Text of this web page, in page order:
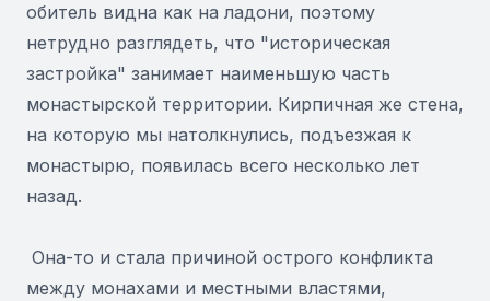
обитель видна как на ладони, поэтому
нетрудно разглядеть, что "историческая
застройка" занимает наименьшую часть
монастырской территории. Кирпичная же стена,
на которую мы натолкнулись, подъезжая к
монастырю, появилась всего несколько лет
назад.
Она-то и стала причиной острого конфликта
между монахами и местными властями,